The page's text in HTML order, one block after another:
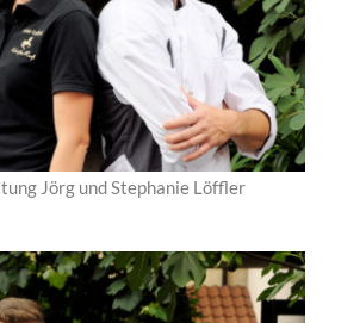
Jörg und Stephanie Löffler